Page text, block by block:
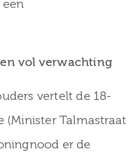
een
vol verwachting
vertelt de 18-
(Minister Talmastraat
er de